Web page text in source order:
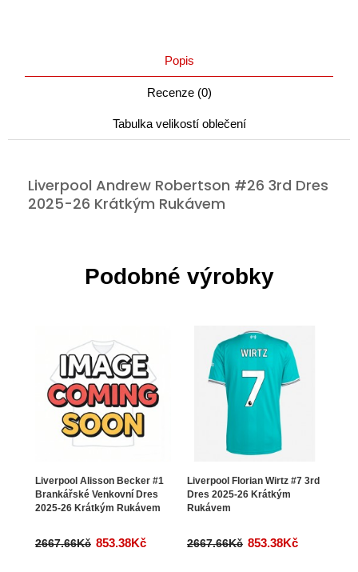
Popis
Recenze (0)
Tabulka velikostí oblečení
Liverpool Andrew Robertson #26 3rd Dres
2025-26 Krátkým Rukávem
Podobné výrobky
Liverpool Alisson Becker #1
Brankářské Venkovní Dres
2025-26 Krátkým Rukávem
2667.66Kč 853.38Kč
Liverpool Florian Wirtz #7 3rd
Dres 2025-26 Krátkým
Rukávem
2667.66Kč 853.38Kč